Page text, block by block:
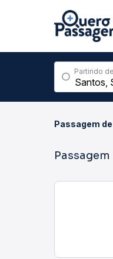
Partindo de
Passagem